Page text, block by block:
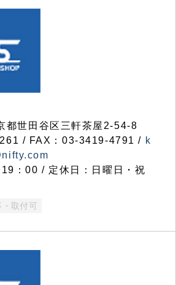
世田谷区三軒茶屋2-54-8
/ FAX：03-3419-4791 / k
：00 / 定休日：日曜日・祝
・取付可